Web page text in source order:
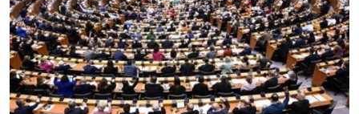
Aplicar al Requerimiento
Empresa en Querétaro
Requiere: